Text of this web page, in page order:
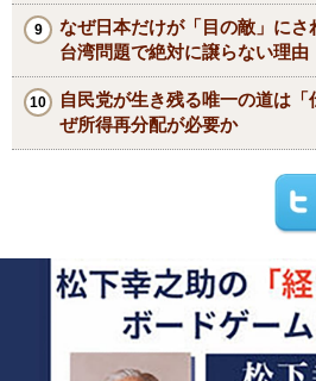
なぜ日本だけが「目の敵」に
台湾問題で絶対に譲らない理由
自民党が生き残る唯一の道は
ぜ所得再分配が必要か